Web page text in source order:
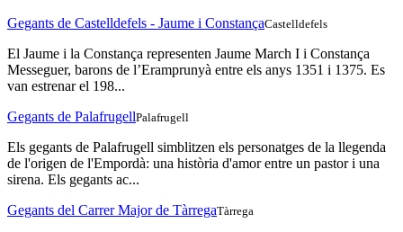
Gegants de Castelldefels - Jaume i ConstançaCastelldefels
El Jaume i la Constança representen Jaume March I i Constança
Messeguer, barons de l’Eramprunyà entre els anys 1351 i 1375. Es
van estrenar el 198...
Gegants de PalafrugellPalafrugell
Els gegants de Palafrugell simblitzen els personatges de la llegenda
de l'origen de l'Empordà: una història d'amor entre un pastor i una
sirena. Els gegants ac...
Gegants del Carrer Major de TàrregaTàrrega